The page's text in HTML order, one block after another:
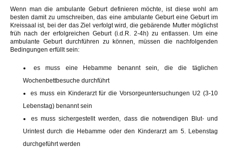
Wenn man die ambulante Geburt definieren möchte, ist diese wohl am
besten damit zu umschreiben, das eine ambulante Geburt eine Geburt im
Kreissaal ist, bei der das Ziel verfolgt wird, die gebärende Mutter möglichst
früh nach der erfolgreichen Geburt (i.d.R. 2-4h) zu entlassen. Um eine
ambulante Geburt durchführen zu können, müssen die nachfolgenden
Bedingungen erfüllt sein:
es muss eine Hebamme benannt sein, die die täglichen
Wochenbettbesuche durchführt
es muss ein Kinderarzt für die Vorsorgeuntersuchungen U2 (3-10
Lebenstag) benannt sein
es muss sichergestellt werden, dass die notwendigen Blut- und
Urintest durch die Hebamme oder den Kinderarzt am 5. Lebenstag
durchgeführt werden